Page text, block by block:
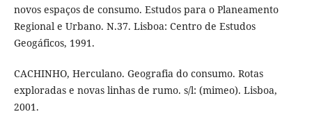
novos espaços de consumo. Estudos para o Planeamento
Regional e Urbano. N.37. Lisboa: Centro de Estudos
Geogáficos, 1991.
CACHINHO, Herculano. Geografia do consumo. Rotas
exploradas e novas linhas de rumo. s/l: (mimeo). Lisboa,
2001.